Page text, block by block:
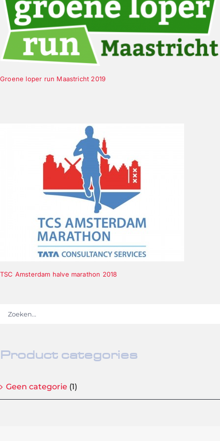
Groene loper run Maastricht 2019
TSC Amsterdam halve marathon 2018
Product categories
Geen categorie (1)